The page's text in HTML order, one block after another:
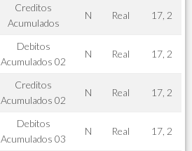
Creditos
Acumulados
N Real 17, 2
Debitos
Acumulados 02
N Real 17, 2
Creditos
Acumulados 02
N Real 17, 2
Debitos
Acumulados 03
N Real 17, 2